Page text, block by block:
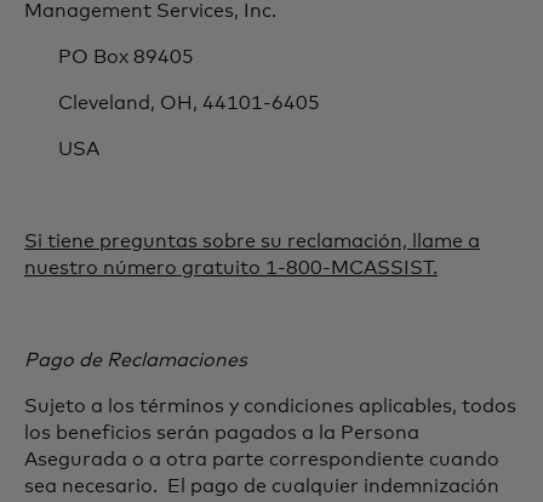
Management Services, Inc.
PO Box 89405
Cleveland, OH, 44101-6405
USA
Si tiene preguntas sobre su reclamación, llame a
nuestro número gratuito 1-800-MCASSIST.
Pago de Reclamaciones
Sujeto a los términos y condiciones aplicables, todos
los beneficios serán pagados a la Persona
Asegurada o a otra parte correspondiente cuando
sea necesario. El pago de cualquier indemnización